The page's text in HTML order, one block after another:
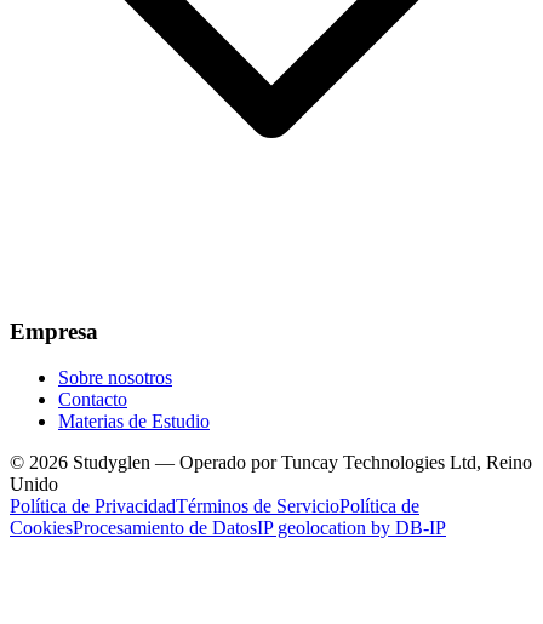
Empresa
Sobre nosotros
Contacto
Materias de Estudio
© 2026 Studyglen — Operado por Tuncay Technologies Ltd, Reino
Unido
Política de PrivacidadTérminos de ServicioPolítica de
CookiesProcesamiento de DatosIP geolocation by DB-IP